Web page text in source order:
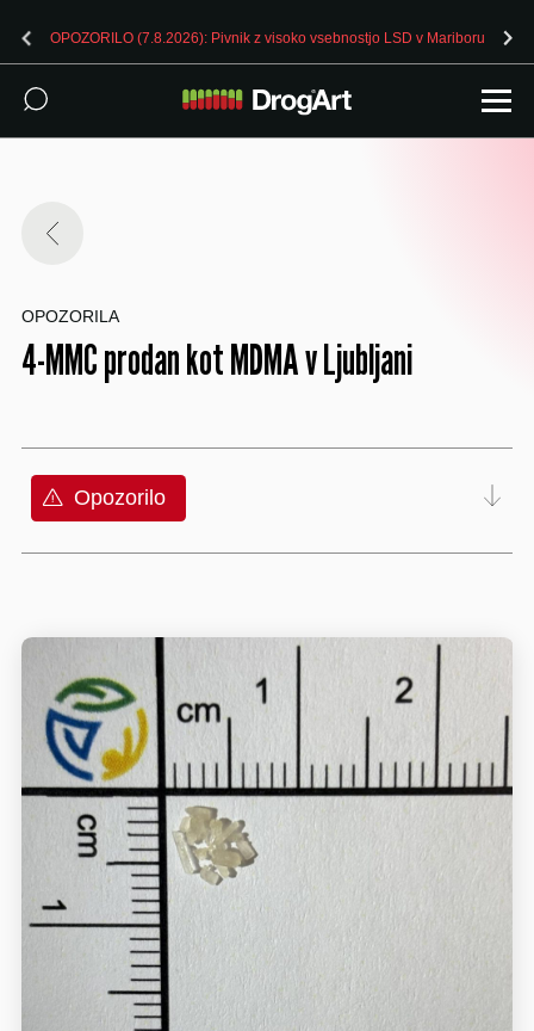
OPOZORILO (7.8.2026): Pivnik z visoko vsebnostjo LSD v Mariboru
OPOZORILA
4-MMC prodan kot MDMA v Ljubljani
Opozorilo